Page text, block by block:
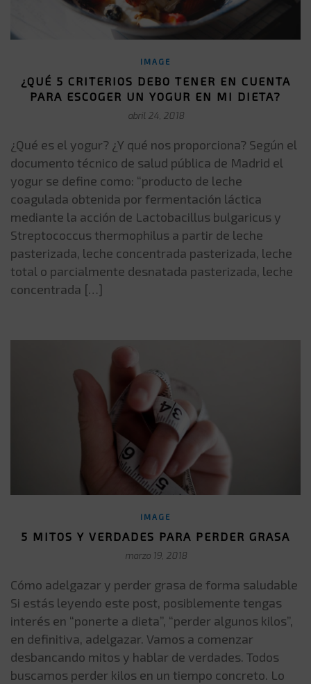
IMAGE
¿QUÉ 5 CRITERIOS DEBO TENER EN CUENTA
PARA ESCOGER UN YOGUR EN MI DIETA?
abril 24, 2018
¿Qué es el yogur? ¿Y qué nos proporciona? Según el
documento técnico de salud pública de Madrid el
yogur se define como: “producto de leche
coagulada obtenida por fermentación láctica
mediante la acción de Lactobacillus bulgaricus y
Streptococcus thermophilus a partir de leche
pasterizada, leche concentrada pasterizada, leche
total o parcialmente desnatada pasterizada, leche
concentrada […]
IMAGE
5 MITOS Y VERDADES PARA PERDER GRASA
marzo 19, 2018
Cómo adelgazar y perder grasa de forma saludable
Si estás leyendo este post, posiblemente tengas
interés en “ponerte a dieta”, “perder algunos kilos”,
en definitiva, adelgazar. Vamos a comenzar
desbancando mitos y hablar de verdades. Todos
buscamos perder kilos en un tiempo concreto. Lo